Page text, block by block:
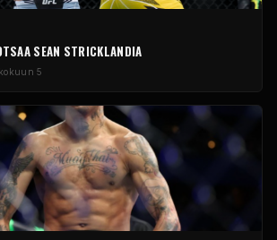
SEAN STRICKLANDIA
5